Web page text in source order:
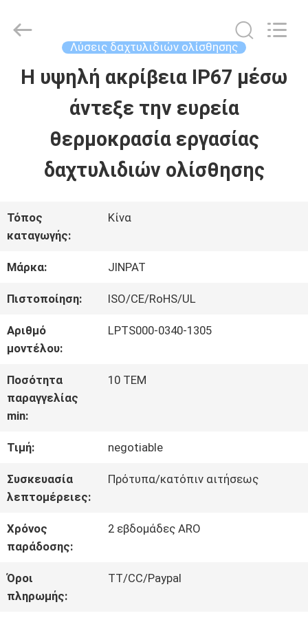
ΣΠΊΤΙ
ΠΡΟΪΌΝΤΑ
ΕΜΦΆΝΙΣΗ
VR
ΠΕΡΊΠΟΥ
ΕΜΕΊΣ
ΓΎΡΟΣ
ΕΡΓΟΣΤΑΣΊΩΝ
ΠΟΙΟΤΙΚΌΣ
ΈΛΕΓΧΟΣ
ΕΛΆΤΕ
ΣΕ
ΕΠΑΦΉ
Electronics
Λύσεις δαχτυλιδιών ολίσθησης
Η υψηλή ακρίβεια IP67 μέσω
άντεξε την ευρεία
θερμοκρασία εργασίας
δαχτυλιδιών ολίσθησης
Τόπος
καταγωγής:
Κίνα
Μάρκα: JINPAT
Πιστοποίηση: ISO/CE/RoHS/UL
Αριθμό
μοντέλου:
LPTS000-0340-1305
Ποσότητα
παραγγελίας
min:
10 ΤΕΜ
Τιμή: negotiable
Συσκευασία
λεπτομέρειες:
Πρότυπα/κατόπιν αιτήσεως
Χρόνος
παράδοσης:
2 εβδομάδες ARO
Όροι
πληρωμής:
TT/CC/Paypal